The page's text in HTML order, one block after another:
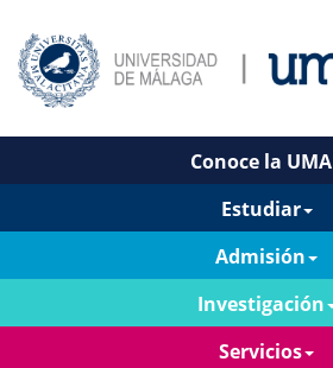
Conoce la UMA
Estudiar
Admisión
Investigación
Servicios